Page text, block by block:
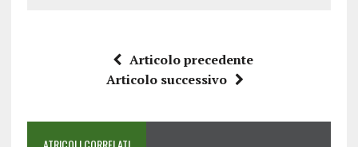
Articolo precedente
Articolo successivo